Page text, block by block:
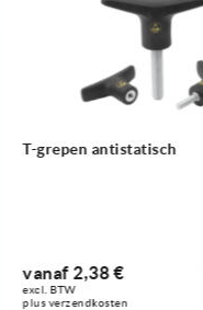
T-grepen antibacterieel
vanaf2,68 €
excl. BTW
plus verzendkosten